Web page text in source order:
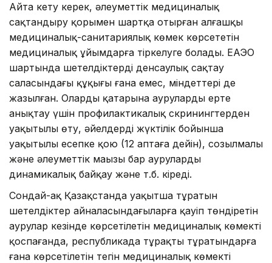
Айта кету керек, әлеуметтік медициналық
сақтандыру қорымен шартқа отырған алғашқы
медициналық-санитариялық көмек көрсететін
медициналық ұйымдарға тіркелуге болады. ЕАЭО
шартында шетелдіктердің денсаулық сақтау
саласындағы құқығы ғана емес, міндеттері де
жазылған. Олардың қатарына ауруларды ерте
анықтау үшін профилактикалық скринингтерден
уақытылы өту, әйелдерді жүктілік бойынша
уақытылы есепке қою (12 аптаға дейін), созылмалы
және әлеуметтік маңызы бар ауруларды
динамикалық байқау және т.б. кіреді.
Сондай-ақ Қазақстанда уақытша тұратын
шетелдіктер айналасындағыларға қауіп төндіретін
аурулар кезінде көрсетілетін медициналық көмекті
қоспағанда, республикада тұрақты тұратындарға
ғана көрсетілетін тегін медициналық көмектің